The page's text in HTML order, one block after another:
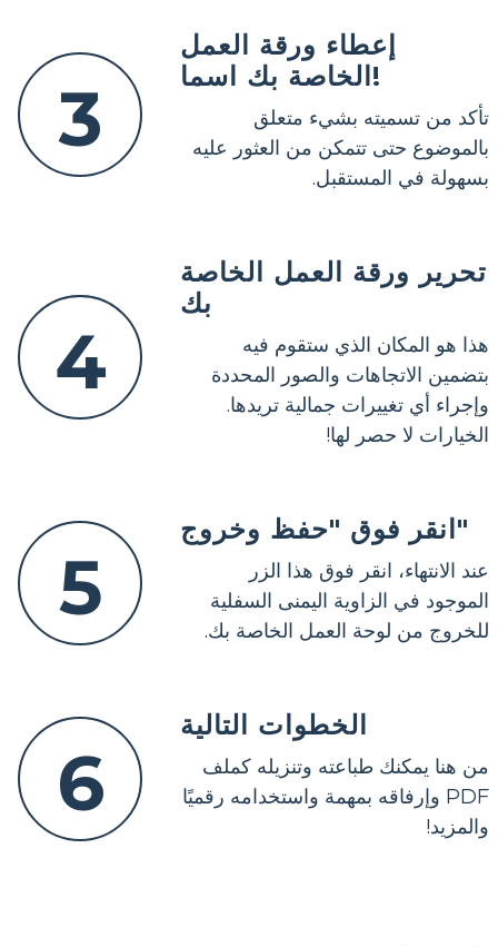
3
إعطاء ورقة العمل
الخاصة بك اسما!
تأكد من تسميته بشيء متعلق
بالموضوع حتى تتمكن من العثور عليه
بسهولة في المستقبل.
4
تحرير ورقة العمل الخاصة
بك
هذا هو المكان الذي ستقوم فيه
بتضمين الاتجاهات والصور المحددة
وإجراء أي تغييرات جمالية تريدها.
الخيارات لا حصر لها!
5
انقر فوق "حفظ وخروج"
عند الانتهاء، انقر فوق هذا الزر
الموجود في الزاوية اليمنى السفلية
للخروج من لوحة العمل الخاصة بك.
6
الخطوات التالية
من هنا يمكنك طباعته وتنزيله كملف
PDF وإرفاقه بمهمة واستخدامه رقميًا
والمزيد!